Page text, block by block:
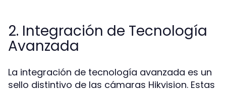
2. Integración de Tecnología
Avanzada
La integración de tecnología avanzada es un
sello distintivo de las cámaras Hikvision. Estas